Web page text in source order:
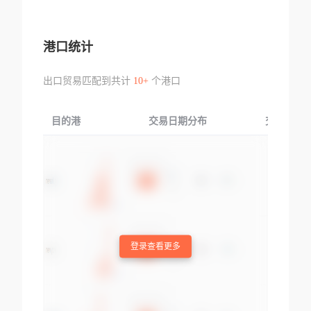
港口统计
出口贸易匹配到共计 10+个港口
目的港 交易日期分布 交易产品
登录查看更多